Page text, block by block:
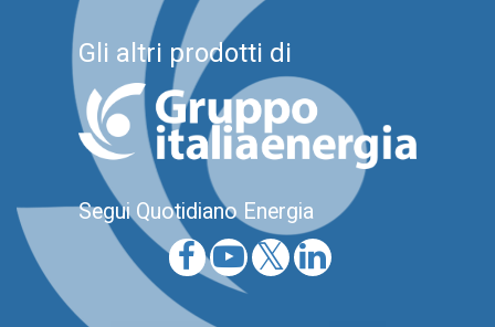
Gli altri prodotti di
Segui Quotidiano Energia